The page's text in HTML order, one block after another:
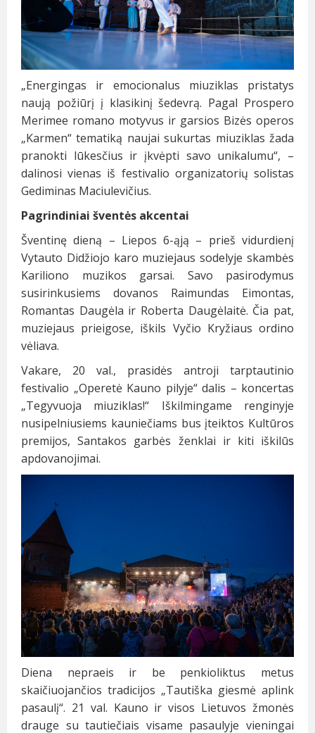
„Energingas ir emocionalus miuziklas pristatys
naują požiūrį į klasikinį šedevrą. Pagal Prospero
Merimee romano motyvus ir garsios Bizės operos
„Karmen“ tematiką naujai sukurtas miuziklas žada
pranokti lūkesčius ir įkvėpti savo unikalumu“, –
dalinosi vienas iš festivalio organizatorių solistas
Gediminas Maciulevičius.
Pagrindiniai šventės akcentai
Šventinę dieną – Liepos 6-ąją – prieš vidurdienį
Vytauto Didžiojo karo muziejaus sodelyje skambės
Kariliono muzikos garsai. Savo pasirodymus
susirinkusiems dovanos Raimundas Eimontas,
Romantas Daugėla ir Roberta Daugėlaitė. Čia pat,
muziejaus prieigose, iškils Vyčio Kryžiaus ordino
vėliava.
Vakare, 20 val., prasidės antroji tarptautinio
festivalio „Operetė Kauno pilyje“ dalis – koncertas
„Tegyvuoja miuziklas!“ Iškilmingame renginyje
nusipelniusiems kauniečiams bus įteiktos Kultūros
premijos, Santakos garbės ženklai ir kiti iškilūs
apdovanojimai.
Diena nepraeis ir be penkioliktus metus
skaičiuojančios tradicijos „Tautiška giesmė aplink
pasaulį“. 21 val. Kauno ir visos Lietuvos žmonės
drauge su tautiečiais visame pasaulyje vieningai